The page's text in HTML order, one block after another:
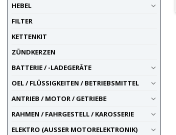
HEBEL
FILTER
KETTENKIT
ZÜNDKERZEN
BATTERIE / -LADEGERÄTE
OEL / FLÜSSIGKEITEN / BETRIEBSMITTEL
ANTRIEB / MOTOR / GETRIEBE
RAHMEN / FAHRGESTELL / KAROSSERIE
ELEKTRO (AUSSER MOTORELEKTRONIK)